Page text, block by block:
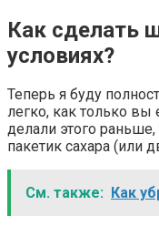
Как сделать
условиях?
Теперь я буду
легко, как только вы
делали этого
пакетик сахара (или
См. также: Как